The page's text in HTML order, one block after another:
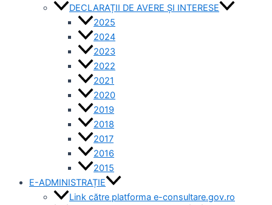
DECLARAȚII DE AVERE ȘI INTERESE
2025
2024
2023
2022
2021
2020
2019
2018
2017
2016
2015
E-ADMINISTRAȚIE
Link către platforma e-consultare.gov.ro